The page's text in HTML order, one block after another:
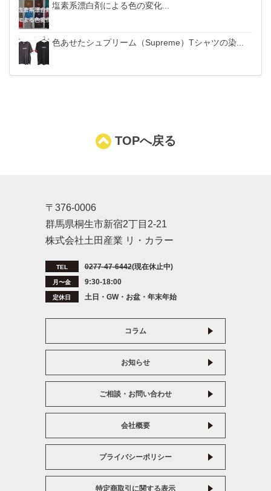
塩素系漂白剤による色の変化...
色あせたシュプリーム（Supreme）Tシャツの染...
TOPへ戻る
〒376-0006
群馬県桐生市新宿2丁目2-21
株式会社土田産業 リ・カラー
TEL 0277-47-6442(現在休止中)
月〜金 9:30-18:00
定休日 土日・GW・お盆・年末年始
コラム
お知らせ
ご相談・お問い合わせ
会社概要
プライバシーポリシー
特定商取引に関する表示